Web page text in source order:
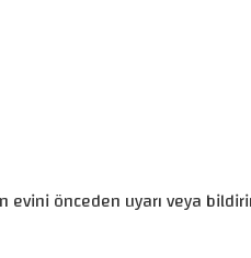
önceden uyarı veya